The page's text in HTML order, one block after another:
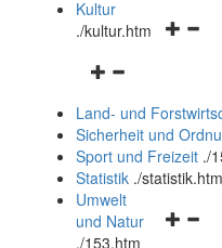
Kultur
./kultur.htm
Navigationsmenü
und
schließen
Land- und
Sicherheit und
Sport und Freizeit ./
Statistik ./statistik.htm
Umwelt
und Natur
./153.htm